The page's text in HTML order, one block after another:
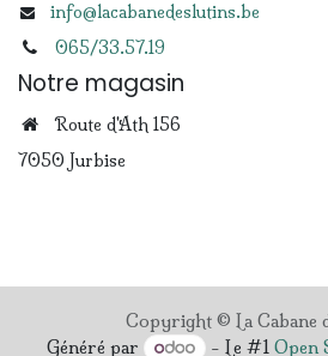
info@lacabanedeslutins.be
065/33.57.19
Notre magasin
Route d'Ath 156
7050 Jurbise
Copyright © La Cabane
Généré par
- Le #1 Open